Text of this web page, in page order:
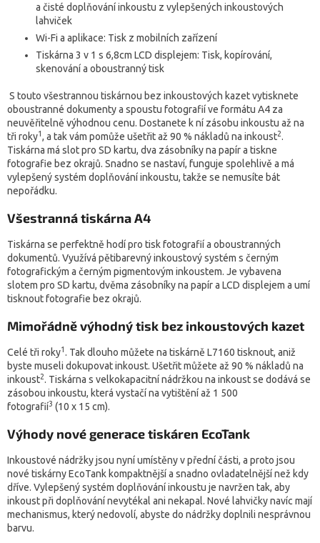
a čisté doplňování inkoustu z vylepšených inkoustových
lahviček
Wi-Fi a aplikace: Tisk z mobilních zařízení
Tiskárna 3 v 1 s 6,8cm LCD displejem: Tisk, kopírování,
skenování a oboustranný tisk
S touto všestrannou tiskárnou bez inkoustových kazet vytisknete
oboustranné dokumenty a spoustu fotografií ve formátu A4 za
neuvěřitelně výhodnou cenu. Dostanete k ní zásobu inkoustu až na
tři roky1, a tak vám pomůže ušetřit až 90 % nákladů na inkoust2.
Tiskárna má slot pro SD kartu, dva zásobníky na papír a tiskne
fotografie bez okrajů. Snadno se nastaví, funguje spolehlivě a má
vylepšený systém doplňování inkoustu, takže se nemusíte bát
nepořádku.
Všestranná tiskárna A4
Tiskárna se perfektně hodí pro tisk fotografií a oboustranných
dokumentů. Využívá pětibarevný inkoustový systém s černým
fotografickým a černým pigmentovým inkoustem. Je vybavena
slotem pro SD kartu, dvěma zásobníky na papír a LCD displejem a umí
tisknout fotografie bez okrajů.
Mimořádněvýhodný tisk bez inkoustových kazet
Celé tři roky1. Tak dlouho můžete na tiskárně L7160 tisknout, aniž
byste museli dokupovat inkoust. Ušetřit můžete až 90 % nákladů na
inkoust2. Tiskárna s velkokapacitní nádržkou na inkoust se dodává se
zásobou inkoustu, která vystačí na vytištění až 1 500
fotografií3 (10 x 15 cm).
Výhody nové generace tiskáren EcoTank
Inkoustové nádržky jsou nyní umístěny v přední části, a proto jsou
nové tiskárny EcoTank kompaktnější a snadno ovladatelnější než kdy
dříve. Vylepšený systém doplňování inkoustu je navržen tak, aby
inkoust při doplňování nevytékal ani nekapal. Nové lahvičky navíc mají
mechanismus, který nedovolí, abyste do nádržky doplnili nesprávnou
barvu.